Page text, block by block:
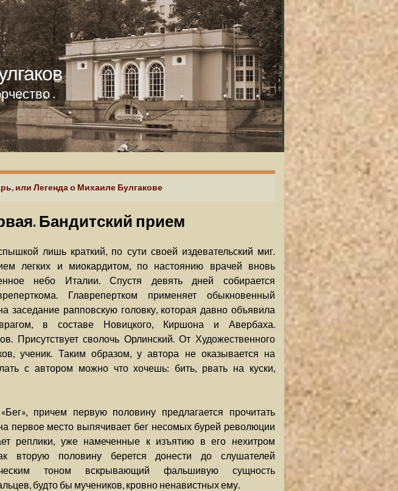
или Легенда о Михаиле Булгакове
Бандитский прием
лишь краткий, по сути своей издевательский миг.
легких и миокардитом, по настоянию врачей вновь
небо Италии. Спустя девять дней собирается
Главрепертком применяет обыкновенный
заседание рапповскую головку, которая давно объявила
в составе Новицкого, Киршона и Авербаха.
Присутствует сволочь Орлинский. От Художественного
ученик. Таким образом, у автора не оказывается на
с автором можно что хочешь: бить, рвать на куски,
причем первую половину предлагается прочитать
первое место выпячивает бег несомых бурей революции
реплики, уже намеченные к изъятию в его нехитром
вторую половину берется донести до слушателей
тоном вскрывающий фальшивую сущность
будто бы мучеников, кровно ненавистных ему.